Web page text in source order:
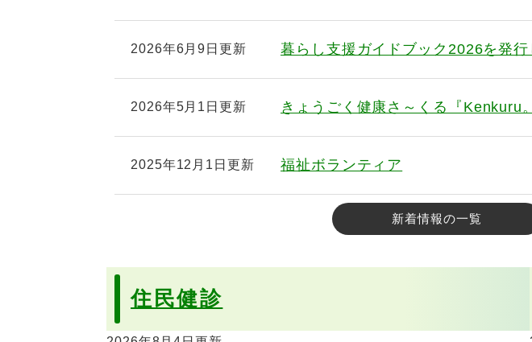
2026年6月9日更新 暮らし支援ガイドブック2026を発行
2026年5月1日更新 きょうごく健康さ～くる『Kenkuru
2025年12月1日更新 福祉ボランティア
新着情報の一覧
住民健診